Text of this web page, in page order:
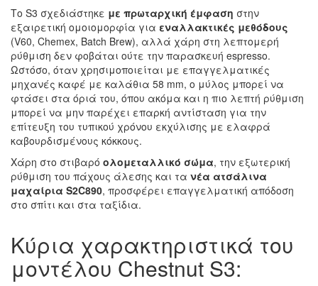
Το S3 σχεδιάστηκε με πρωταρχική έμφαση στην
εξαιρετική ομοιομορφία για εναλλακτικές μεθόδους
(V60, Chemex, Batch Brew), αλλά χάρη στη λεπτομερή
ρύθμιση δεν φοβάται ούτε την παρασκευή espresso.
Ωστόσο, όταν χρησιμοποιείται με επαγγελματικές
μηχανές καφέ με καλάθια 58 mm, ο μύλος μπορεί να
φτάσει στα όριά του, όπου ακόμα και η πιο λεπτή ρύθμιση
μπορεί να μην παρέχει επαρκή αντίσταση για την
επίτευξη του τυπικού χρόνου εκχύλισης με ελαφρά
καβουρδισμένους κόκκους.
Χάρη στο στιβαρό ολομεταλλικό σώμα, την εξωτερική
ρύθμιση του πάχους άλεσης και τα νέα ατσάλινα
μαχαίρια S2C890, προσφέρει επαγγελματική απόδοση
στο σπίτι και στα ταξίδια.
Κύρια χαρακτηριστικά του
μοντέλου Chestnut S3: